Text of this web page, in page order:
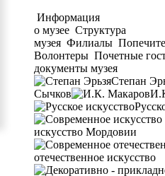
Информация
о музее Структура
музея Филиалы
Волонтеры Почетные
документы музея
Степан
Сычков
искусство Мордовии
отечественное искусство